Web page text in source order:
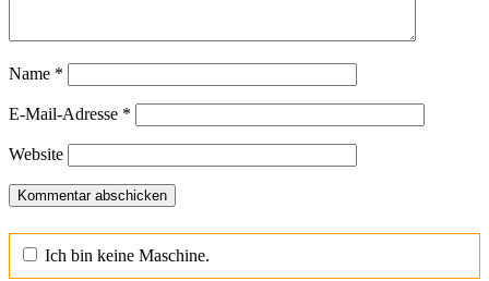
Name *
E-Mail-Adresse *
Website
Ich bin keine Maschine.